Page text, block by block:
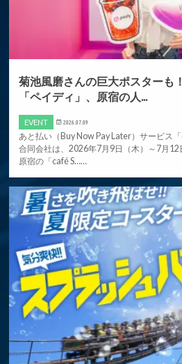
菊池風磨さんの巨大ポスターも
「ペイディ」、原宿の⼈...
EVENT 2026.07.09
あと払い（Buy Now Pay Later）サービス
合同会社は、2026年7⽉9⽇（⽊）～7⽉12
原宿の「café S……